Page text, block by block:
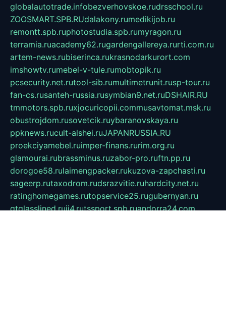
globalautotrade.infobezverhovskoe.rudrsschool.ru
ZOOSMART.SPB.RUdalakony.rumedikijob.ru
remontt.spb.ruphotostudia.spb.rumyragon.ru
terramia.ruacademy62.rugardengallereya.rurti.com.ru
artem-news.rubiserinca.rukrasnodarkurort.com
imshowtv.rumebel-v-tule.rumobtopik.ru
pcsecurity.net.rutool-sib.rumultimetrunit.rusp-tour.ru
fan-cs.rusanteh-russia.rusymbian9.net.ruDSHAIR.RU
tmmotors.spb.ruxjocuricopii.commusavtomat.msk.ru
obustrojdom.rusovetcik.ruybaranovskaya.ru
ppknews.rucult-alshei.ruJAPANRUSSIA.RU
proekciyamebel.ruimper-finans.rurim.org.ru
glamourai.rubrassminus.ruzabor-pro.ruftn.pp.ru
dorogoe58.rulaimengpacker.rukuzova-zapchasti.ru
sageerp.rutaxodrom.rudsrazvitie.ruhardcity.net.ru
ratinghomegames.rutopservice25.rugubernyan.ru
gtglasslined.ruii4.rutssport.spb.ruandorra24.com